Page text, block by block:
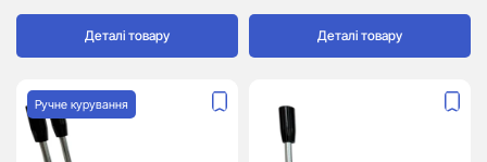
Деталі товару Деталі товару
Ручне курування